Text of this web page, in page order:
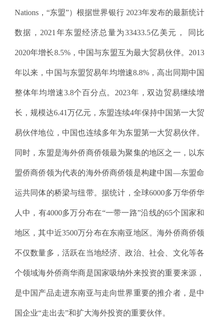
Nations，“东盟”）根据世界银行 2023年发布的最新统计
数据，2021年东盟经济总量为33433.5亿美元， 同比
2020年增长8.5%，中国与东盟互为最大贸易伙伴。2013
年以来，中国与东盟贸易年均增速8.8%，高出同期中国
整体年均增速3.8个百分点。2023年，双边贸易继续增
长，规模达6.41万亿元，东盟连续4年保持中国第一大贸
易伙伴地位，中国也连续多年为东盟第一大贸易伙伴。
同时，东盟是海外侨商侨领最为聚集的地区之一，以东
盟侨商侨领为代表的海外侨商侨领是构建中国—东盟命
运共同体的桥梁与纽带。据统计，全球6000多万华侨华
人中，有4000多万分布在“一带一路”沿线的65个国家和
地区，其中近3500万分布在东南亚地区。海外侨商侨领
不仅数量多，活跃在当地经济、政治、社会、文化等各
个领域海外侨商华商是国家吸纳外来投资的重要来源，
是中国产品走进东南亚与走向世界重要的推介者，是中
国企业“走出去”和扩大海外投资的重要伙伴。